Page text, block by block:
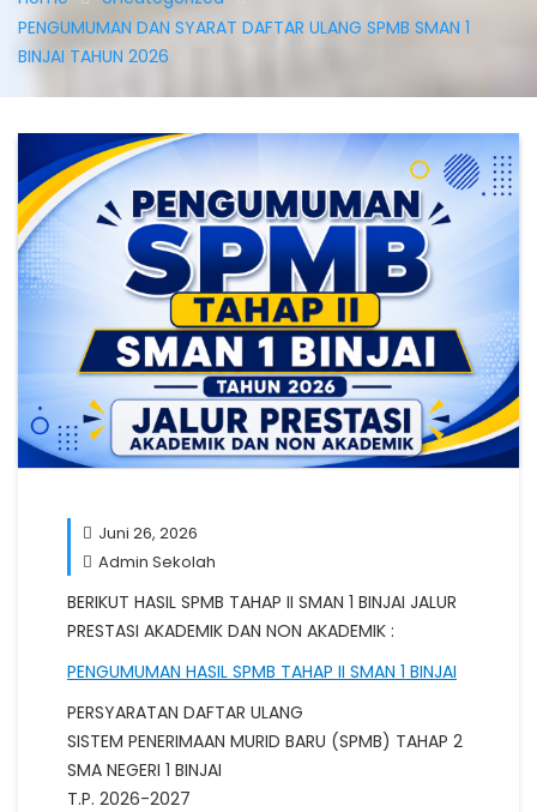
PENGUMUMAN DAN SYARAT DAFTAR ULANG SPMB SMAN 1
BINJAI TAHUN 2026
Juni 26, 2026
Admin Sekolah
BERIKUT HASIL SPMB TAHAP II SMAN 1 BINJAI JALUR
PRESTASI AKADEMIK DAN NON AKADEMIK :
PENGUMUMAN HASIL SPMB TAHAP II SMAN 1 BINJAI
PERSYARATAN DAFTAR ULANG
SISTEM PENERIMAAN MURID BARU (SPMB) TAHAP 2
SMA NEGERI 1 BINJAI
T.P. 2026-2027